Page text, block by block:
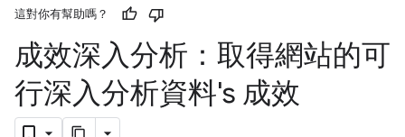
這對你有幫助嗎？
成效深入分析：取得網站的可
行深入分析資料's 成效